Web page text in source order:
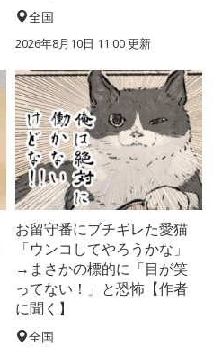
全国
2026年8月10日 11:00更新
お留守番にブチギレた愛猫
「ウンコしてやろうかな」
→まさかの標的に「目が笑
ってない！」と恐怖【作者
に聞く】
全国